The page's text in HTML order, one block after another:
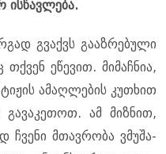
ის­წავ­ლე­ბა.
გვაქვს გა­აზ­რე­ბუ­ლი
ეწე­ვით. მი­მაჩ­ნია,
ამაღ­ლე­ბის კუ­თხით
გა­ვა­კე­თოთ. ამ მიზ­ნით,
ჩვე­ნი მთავ­რო­ბა ვმუ­შა­